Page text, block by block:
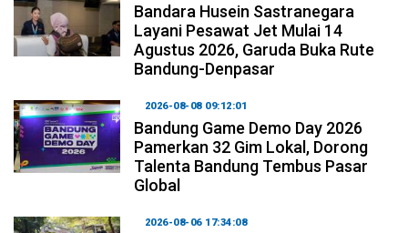
Bandara Husein Sastranegara
Layani Pesawat Jet Mulai 14
Agustus 2026, Garuda Buka Rute
Bandung-Denpasar
2026-08-08 09:12:01
Bandung Game Demo Day 2026
Pamerkan 32 Gim Lokal, Dorong
Talenta Bandung Tembus Pasar
Global
2026-08-06 17:34:08